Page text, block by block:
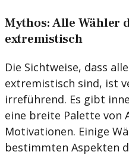
Mythos: Alle Wähler
extremistisch
Die Sichtweise, dass
extremistisch sind, ist
irreführend. Es gibt
eine breite Palette von
Motivationen. Einige
bestimmten Aspekten